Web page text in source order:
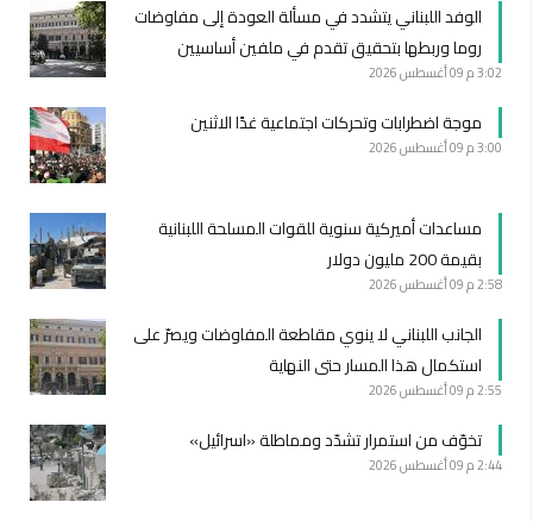
الوفد اللبناني يتشدد في مسألة العودة إلى مفاوضات
روما وربطها بتحقيق تقدم في ملفين أساسيين
3:02 م 09 أغسطس 2026
موجة اضطرابات وتحركات اجتماعية غدًا الاثنين
3:00 م 09 أغسطس 2026
مساعدات أميركية سنوية للقوات المسلحة اللبنانية
بقيمة 200 مليون دولار
2:58 م 09 أغسطس 2026
الجانب اللبناني لا ينوي مقاطعة المفاوضات ويصرّ على
استكمال هذا المسار حتى النهاية
2:55 م 09 أغسطس 2026
تخوّف من استمرار تشدّد ومماطلة «اسرائيل»
2:44 م 09 أغسطس 2026